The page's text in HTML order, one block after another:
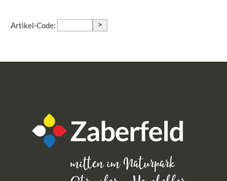
Artikel-Code: >